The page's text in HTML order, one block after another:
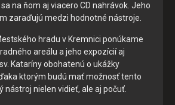
na ňom aj viacero CD nahrávok. Jeho
zaraďujú medzi hodnotné nástroje.
hradu v Kremnici ponúkame
areálu a jeho expozícií aj
Kataríny obohatenú o ukážky
ktorým budú mať možnosť tento
nástroj nielen vidieť, ale aj počuť.
stránky uplatniteľnými tým, že
ako je navigácia na stránke a
oblastiam webovej stránky. Bez
nemôže web správne fungovať.